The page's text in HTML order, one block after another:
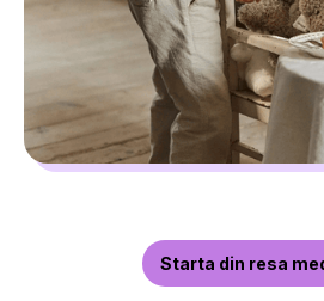
Starta din resa